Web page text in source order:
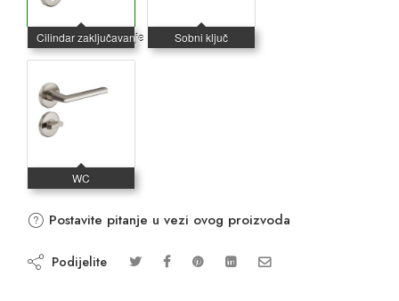
Postavite pitanje u vezi ovog proizvoda
Podijelite